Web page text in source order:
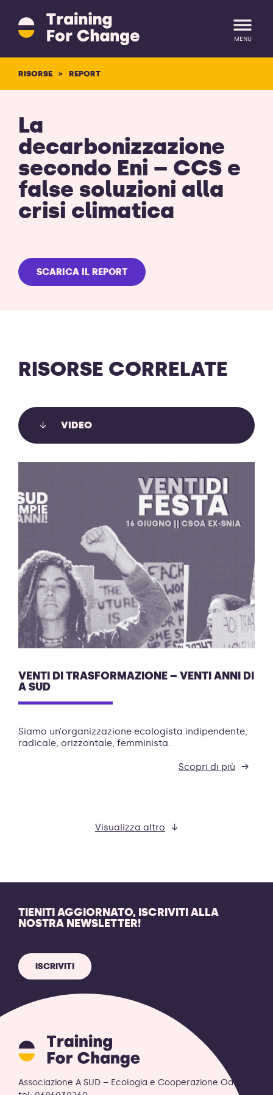
Training
for
Change
ritorna
MENU
LOGIN REGISTRATI
RISORSE REPORT
La
decarbonizzazione
secondo Eni – CCS e
false soluzioni alla
crisi climatica
SCARICA IL REPORT
RISORSE CORRELATE
VIDEO
VENTI DI TRASFORMAZIONE – VENTI ANNI DI
A SUD
Siamo un’organizzazione ecologista indipendente,
radicale, orizzontale, femminista.
Scopri di più
Visualizza altro
TIENITI AGGIORNATO, ISCRIVITI ALLA
NOSTRA NEWSLETTER!
ISCRIVITI
Training
for
Change
logo
-
Associazione A SUD – Ecologia e Cooperazione OdV